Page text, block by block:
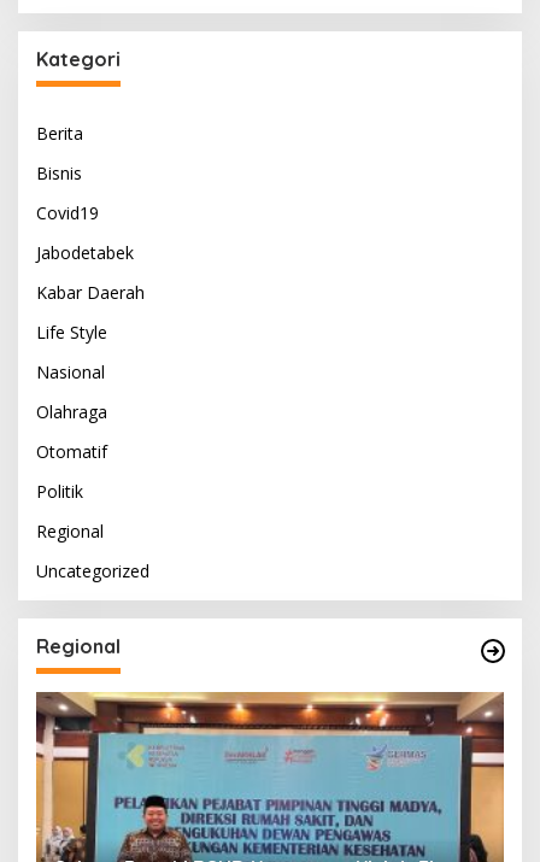
Kategori
Berita
Bisnis
Covid19
Jabodetabek
Kabar Daerah
Life Style
Nasional
Olahraga
Otomatif
Politik
Regional
Uncategorized
Regional